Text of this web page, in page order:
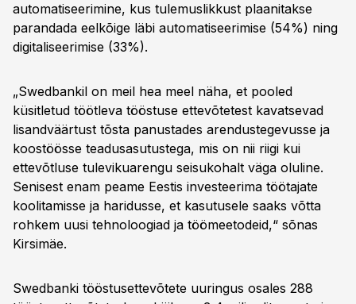
automatiseerimine, kus tulemuslikkust plaanitakse
parandada eelkõige läbi automatiseerimise (54%) ning
digitaliseerimise (33%).
„Swedbankil on meil hea meel näha, et pooled
küsitletud töötleva tööstuse ettevõtetest kavatsevad
lisandväärtust tõsta panustades arendustegevusse ja
koostöösse teadusasutustega, mis on nii riigi kui
ettevõtluse tulevikuarengu seisukohalt väga oluline.
Senisest enam peame Eestis investeerima töötajate
koolitamisse ja haridusse, et kasutusele saaks võtta
rohkem uusi tehnoloogiad ja töömeetodeid,“ sõnas
Kirsimäe.
Swedbanki tööstusettevõtete uuringus osales 288